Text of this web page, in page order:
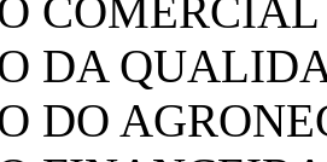
COMERCIAL
DA
DO